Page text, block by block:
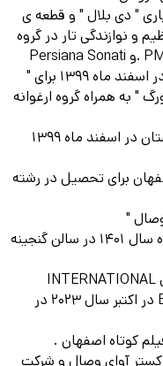
" دی بلال " و قطعه ی
و نوازندگی تار در گروه
9. اجرای کنسرت آنلاین برای کشور آلمان در اسفند ماه 1399 برای "
" به همراه گروه ارغوانه
9. اجرای کنسرت آنلاین برای کشور هندوستان در اسفند ماه 1399
برای تحصیل در رشته
12. اجرای ارکستر آوای وصال در اسفند ماه سال 1401 در سالن گنجینه
13. اجرای ارکستر آوای وصال در فستیوال INTERNATIONAL
BOSPHORUS FOLK DANCE & MUSIC در اکتبر سال 2023 در
آوای وصال و شرکت